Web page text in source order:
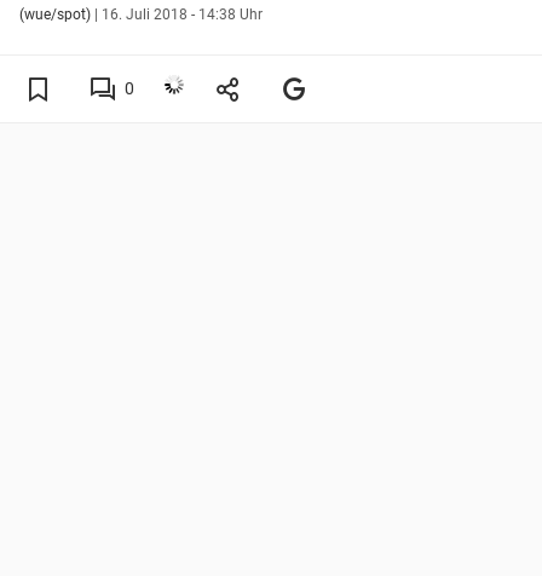
(wue/spot) | 16. Juli 2018 - 14:38 Uhr
0